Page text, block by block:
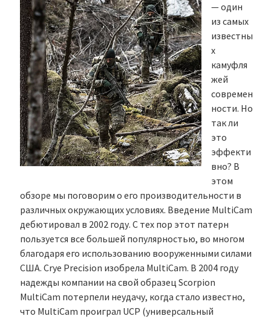
— один
из самых
известны
х
камуфля
жей
современ
ности. Но
так ли
это
эффекти
вно? В
этом
обзоре мы поговорим о его производительности в
различных окружающих условиях. Введение MultiCam
дебютировал в 2002 году. С тех пор этот патерн
пользуется все большей популярностью, во многом
благодаря его использованию вооруженными силами
США. Crye Precision изобрела MultiCam. В 2004 году
надежды компании на свой образец Scorpion
MultiCam потерпели неудачу, когда стало известно,
что MultiCam проиграл UCP (универсальный